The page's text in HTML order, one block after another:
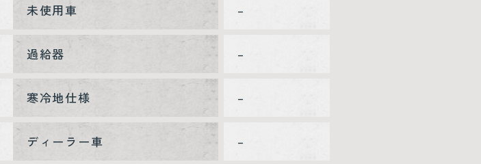
未使用車 –
過給器 –
寒冷地仕様 –
ディーラー車 –